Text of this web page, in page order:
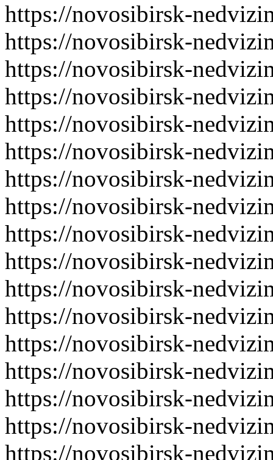
https://novosibirsk-
https://novosibirsk-
https://novosibirsk-
https://novosibirsk-
https://novosibirsk-
https://novosibirsk-
https://novosibirsk-
https://novosibirsk-
https://novosibirsk-
https://novosibirsk-
https://novosibirsk-
https://novosibirsk-
https://novosibirsk-
https://novosibirsk-
https://novosibirsk-
https://novosibirsk-
https://novosibirsk-